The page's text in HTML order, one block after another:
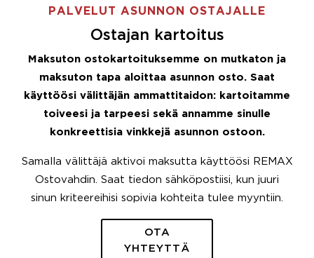
PALVELUT ASUNNON OSTAJALLE
Ostajan kartoitus
Maksuton ostokartoituksemme on mutkaton ja
maksuton tapa aloittaa asunnon osto. Saat
käyttöösi välittäjän ammattitaidon: kartoitamme
toiveesi ja tarpeesi sekä annamme sinulle
konkreettisia vinkkejä asunnon ostoon.
Samalla välittäjä aktivoi maksutta käyttöösi REMAX
Ostovahdin. Saat tiedon sähköpostiisi, kun juuri
sinun kriteereihisi sopivia kohteita tulee myyntiin.
OTA
YHTEYTTÄ